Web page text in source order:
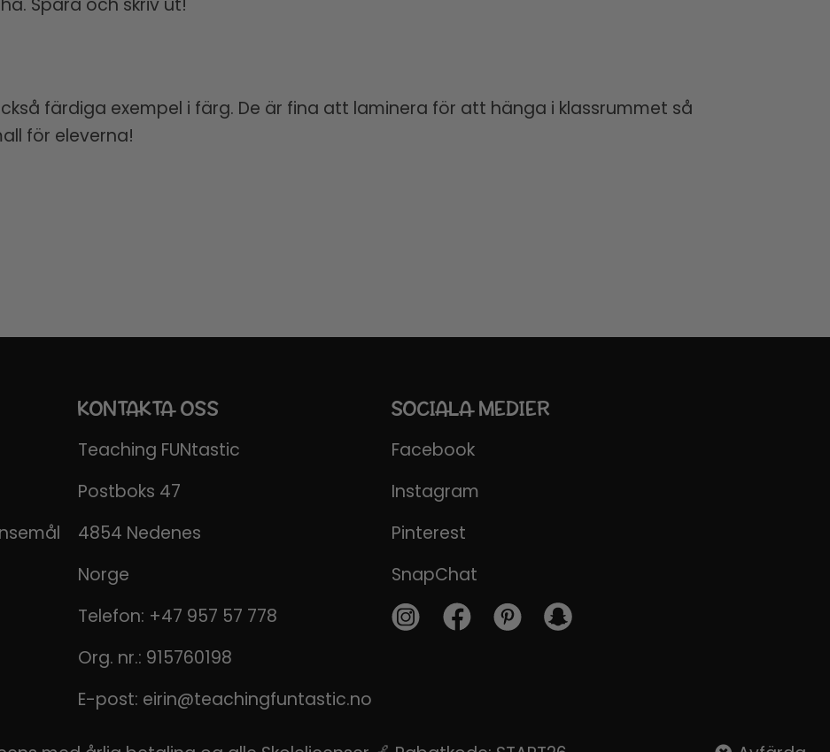
Spara och skriv ut!
färdiga exempel i färg. De är fina att laminera för att hänga i klassrummet så
för eleverna!
KONTAKTA OSS
Teaching FUNtastic
Postboks 47
4854 Nedenes
Norge
Telefon: +47 957 57 778
Org. nr.: 915760198
E-post: eirin@teachingfuntastic.no
SOCIALA MEDIER
Facebook
Instagram
Pinterest
SnapChat